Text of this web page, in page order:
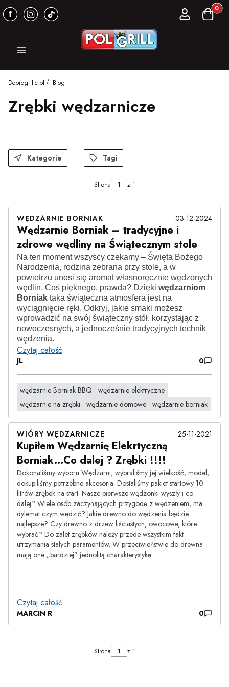
Zaloguj sięKoszyk
Menu
Dobregrille.pl Blog
Zrębki wędzarnicze
Kategorie Tagi
Strona z 1
WĘDZARNIE BORNIAK 03-12-2024
Wędzarnie Borniak – tradycyjne i
zdrowe wędliny na Świątecznym stole
Na ten moment wszyscy czekamy – Święta Bożego
Narodzenia, rodzina zebrana przy stole, a w
powietrzu unosi się aromat własnoręcznie wędzonych
wędlin. Coś pięknego, prawda? Dzięki wędzarniom
Borniak taka świąteczna atmosfera jest na
wyciągnięcie ręki. Odkryj, jakie smaki możesz
wprowadzić na swój świąteczny stół, korzystając z
nowoczesnych, a jednocześnie tradycyjnych technik
wędzenia.
Czytaj całość
JL 0
wędzarnie Borniak BBQ wędzarnie elektryczne
wędzarnie na zrębki
wędzarnie domowe wędzarnie borniak
WIÓRY WĘDZARNICZE 25-11-2021
Kupiłem Wędzarnię Elekrtyczną
Borniak...Co dalej ? Zrębki !!!!
Dokonaliśmy wyboru Wędzarni, wybraliśmy jej wielkość, model,
dokupiliśmy potrzebne akcesoria. Dostaliśmy pakiet startowy 10
litrów zrębek na start. Nasze pierwsze wędzonki wyszły i co
dalej? Wiele osób zaczynających przygodę z wędzeniem, ma
dylemat czym wędzić? Jakie drewno do wędzenia będzie
najlepsze? Czy drewno z drzew liściastych, owocowe, które
wybrać? Do zalet zrębków należy przede wszystkim fakt
utrzymania stałych paramentów. W przeciwieństwie do drewna
mają one „bardziej” jednolitą charakterystykę.
Czytaj całość
MARCIN R 0
Strona z 1